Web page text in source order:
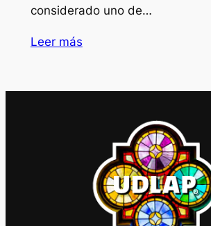
considerado uno de…
Leer más